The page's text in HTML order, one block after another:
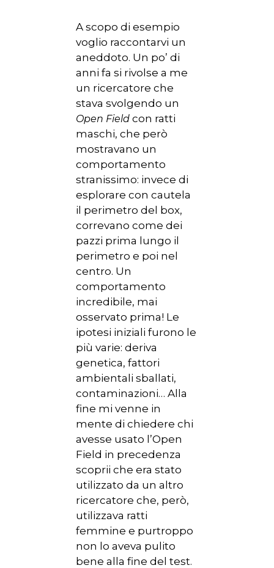
A scopo di esempio
voglio raccontarvi un
aneddoto. Un po’ di
anni fa si rivolse a me
un ricercatore che
stava svolgendo un
Open Field con ratti
maschi, che però
mostravano un
comportamento
stranissimo: invece di
esplorare con cautela
il perimetro del box,
correvano come dei
pazzi prima lungo il
perimetro e poi nel
centro. Un
comportamento
incredibile, mai
osservato prima! Le
ipotesi iniziali furono le
più varie: deriva
genetica, fattori
ambientali sballati,
contaminazioni… Alla
fine mi venne in
mente di chiedere chi
avesse usato l’Open
Field in precedenza
scoprii che era stato
utilizzato da un altro
ricercatore che, però,
utilizzava ratti
femmine e purtroppo
non lo aveva pulito
bene alla fine del test.